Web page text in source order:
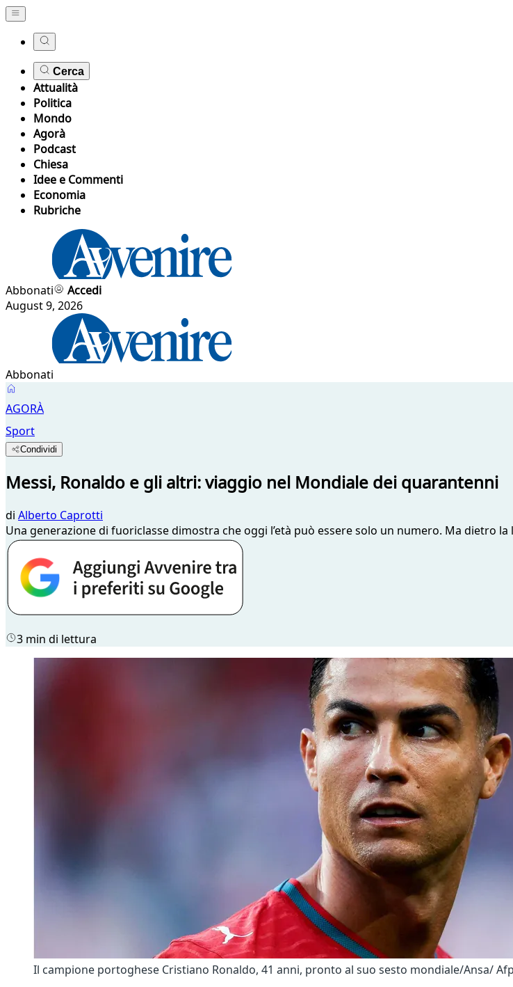
Cerca
Attualità
Politica
Mondo
Agorà
Podcast
Chiesa
Idee e Commenti
Economia
Rubriche
Abbonati
Accedi
August 9, 2026
Abbonati
AGORÀ
Sport
Condividi
Messi, Ronaldo e gli altri: viaggio nel Mondiale dei quarantenni
di Alberto Caprotti
Una generazione di fuoriclasse dimostra che oggi l’età può essere solo un numero. Ma dietro
3 min di lettura
Il campione portoghese Cristiano Ronaldo, 41 anni, pronto al suo sesto mondiale/Ansa/ Afp